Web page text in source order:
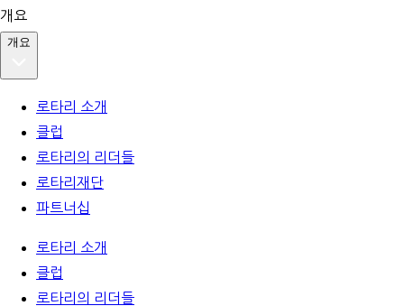
개요
개요
로타리 소개
클럽
로타리의 리더들
로타리재단
파트너십
로타리 소개
클럽
로타리의 리더들